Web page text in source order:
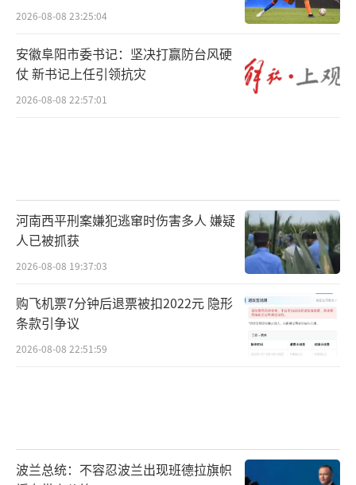
2026-08-08 23:25:04
安徽阜阳市委书记：坚决打赢防台风硬
仗 新书记上任引领抗灾
2026-08-08 22:57:01
河南西平刑案嫌犯逃窜时伤害多人 嫌疑
人已被抓获
2026-08-08 19:37:03
购飞机票7分钟后退票被扣2022元 隐形
条款引争议
2026-08-08 22:51:59
波兰总统：不容忍波兰出现班德拉旗帜